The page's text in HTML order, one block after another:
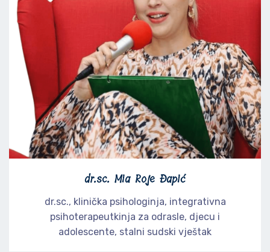
dr.sc. Mia Roje Đapić
dr.sc., klinička psihologinja, integrativna
psihoterapeutkinja za odrasle, djecu i
adolescente, stalni sudski vještak